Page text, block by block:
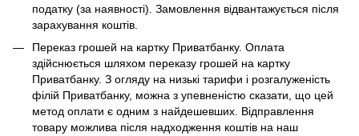
податку (за наявності). Замовлення відвантажується після
зарахування коштів.
Переказ грошей на картку Приватбанку. Оплата
здійснюється шляхом переказу грошей на картку
Приватбанку. З огляду на низькі тарифи і розгалуженість
філій Приватбанку, можна з упевненістю сказати, що цей
метод оплати є одним з найдешевших. Відправлення
товару можлива після надходження коштів на наш